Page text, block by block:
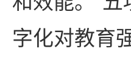
字化对教育